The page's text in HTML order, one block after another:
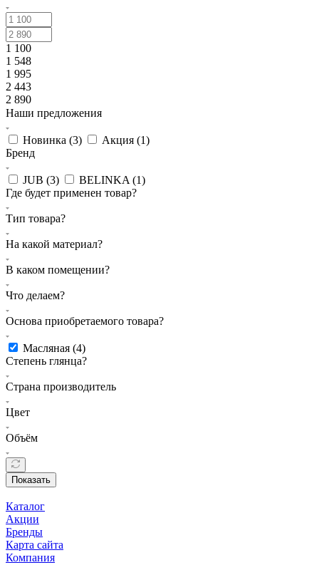
1 100
1 548
1 995
2 443
2 890
Наши предложения
Новинка (3) Акция (1)
Бренд
JUB (3) BELINKA (1)
Где будет применен товар?
Тип товара?
На какой материал?
В каком помещении?
Что делаем?
Основа приобретаемого товара?
Масляная (4)
Степень глянца?
Страна производитель
Цвет
Объём
Показать
Каталог
Акции
Бренды
Карта сайта
Компания